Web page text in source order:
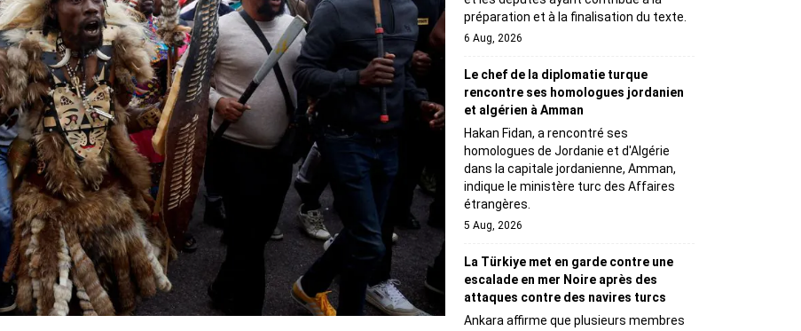
préparation et à la finalisation du texte.
6 Aug, 2026
Le chef de la diplomatie turque
rencontre ses homologues jordanien
et algérien à Amman
Hakan Fidan, a rencontré ses
homologues de Jordanie et d'Algérie
dans la capitale jordanienne, Amman,
indique le ministère turc des Affaires
étrangères.
5 Aug, 2026
La Türkiye met en garde contre une
escalade en mer Noire après des
attaques contre des navires turcs
Ankara affirme que plusieurs membres